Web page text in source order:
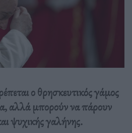
ο θρησκευτικός γάμος
αλλά μπορούν να πάρουν
ψυχικής γαλήνης.